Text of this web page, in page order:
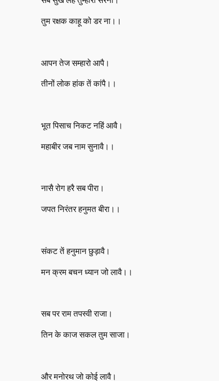
तुम रक्षक काहू को डर ना।।
आपन तेज सम्हारो आपै।
तीनों लोक हांक तें कांपै।।
भूत पिसाच निकट नहिं आवै।
महाबीर जब नाम सुनावै।।
नासै रोग हरै सब पीरा।
जपत निरंतर हनुमत बीरा।।
संकट तें हनुमान छुड़ावै।
मन क्रम बचन ध्यान जो लावै।।
सब पर राम तपस्वी राजा।
तिन के काज सकल तुम साजा।
और मनोरथ जो कोई लावै।